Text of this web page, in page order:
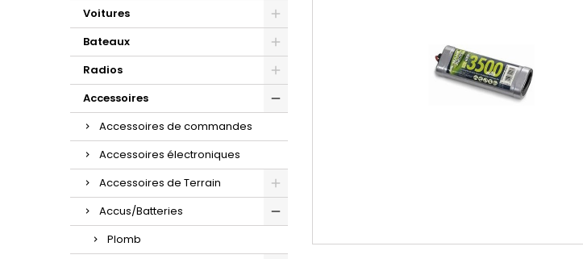
Voitures
Bateaux
Radios
Accessoires
Accessoires de commandes
Accessoires électroniques
Accessoires de Terrain
Accus/Batteries
Plomb